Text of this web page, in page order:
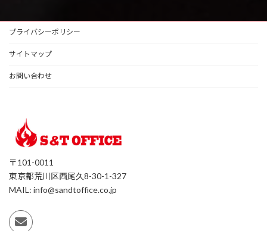
プライバシーポリシー
サイトマップ
お問い合わせ
〒101-0011
東京都荒川区西尾久8-30-1-327
MAIL: info@sandtoffice.co.jp